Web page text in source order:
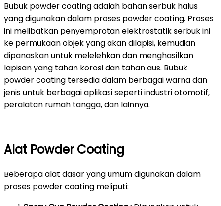
Bubuk powder coating adalah bahan serbuk halus
yang digunakan dalam proses powder coating. Proses
ini melibatkan penyemprotan elektrostatik serbuk ini
ke permukaan objek yang akan dilapisi, kemudian
dipanaskan untuk melelehkan dan menghasilkan
lapisan yang tahan korosi dan tahan aus. Bubuk
powder coating tersedia dalam berbagai warna dan
jenis untuk berbagai aplikasi seperti industri otomotif,
peralatan rumah tangga, dan lainnya.
Alat Powder Coating
Beberapa alat dasar yang umum digunakan dalam
proses powder coating meliputi: